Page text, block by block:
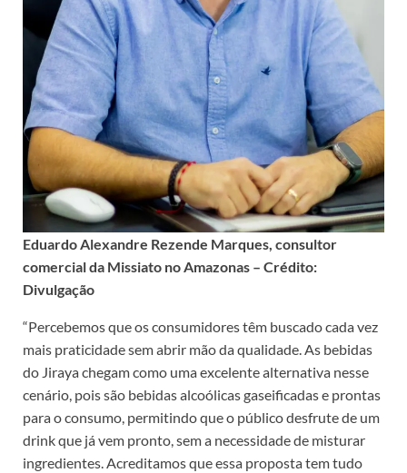
Eduardo Alexandre Rezende Marques, consultor
comercial da Missiato no Amazonas – Crédito:
Divulgação
“Percebemos que os consumidores têm buscado cada vez
mais praticidade sem abrir mão da qualidade. As bebidas
do Jiraya chegam como uma excelente alternativa nesse
cenário, pois são bebidas alcoólicas gaseificadas e prontas
para o consumo, permitindo que o público desfrute de um
drink que já vem pronto, sem a necessidade de misturar
ingredientes. Acreditamos que essa proposta tem tudo